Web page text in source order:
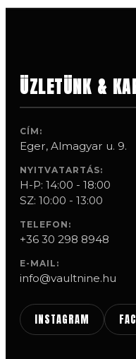
ÜZLETÜNK &
CÍM:
Eger, Almagyar u. 9.
NYITVATARTÁS:
H-P: 14:00 - 18:00
SZ: 10:00 - 13:00
TELEFON:
+36 30 298 8948
E-MAIL:
info@vaultnine.hu
INSTAGRAM